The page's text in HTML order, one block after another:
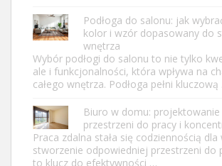
Podłoga do salonu: jak
kolor i wzór dopasowany do
wnętrza
Wybór podłogi do salonu to nie tylko
ale i funkcjonalności, która wpływa na
całego wnętrza. Podłoga pełni
Biuro w domu:
przestrzeni do pracy i
Praca zdalna stała się codziennością dla
stworzenie odpowiedniej przestrzeni do
to klucz do efektywności …